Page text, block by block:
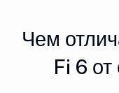
Чем
Fi 6